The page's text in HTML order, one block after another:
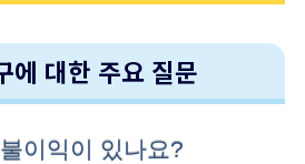
에 대한 주요 질문
이익이 있나요?